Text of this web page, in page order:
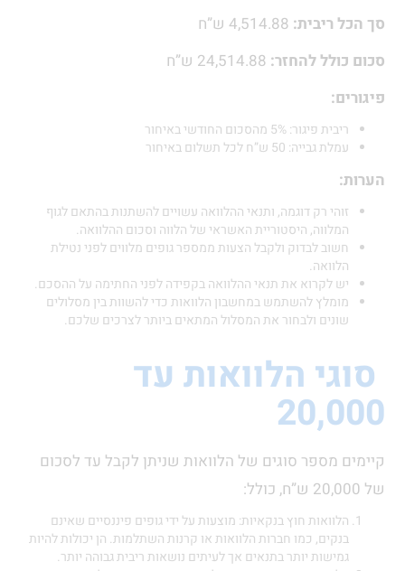
סך הכל ריבית:
סכום כולל להחזר:
פיגורים:
ריבית פיגור: 5% מהסכום החודשי באיחור
עמלת גבייה: 50 ש”ח לכל תשלום באיחור
הערות:
זוהי רק דוגמה, ותנאי ההלוואה עשויים להשתנות בהתאם לגוף
המלווה, היסטוריית האשראי של הלווה וסכום ההלוואה.
חשוב לבדוק ולקבל הצעות ממספר גופים מלווים לפני נטילת
הלוואה.
יש לקרוא את תנאי ההלוואה בקפידה לפני החתימה על ההסכם.
מומלץ להשתמש במחשבון הלוואות כדי להשוות בין מסלולים
שונים ולבחור את המסלול המתאים ביותר לצרכים שלכם.
סוגי הלוואות עד
20,000
קיימים מספר סוגים של הלוואות שניתן לקבל עד לסכום
של 20,000 ש”ח, כולל:
הלוואות חוץ בנקאיות: מוצעות על ידי גופים פיננסיים שאינם
בנקים, כמו חברות הלוואות או קרנות השתלמות. הן יכולות להיות
גמישות יותר בתנאים אך לעיתים נושאות ריבית גבוהה יותר.